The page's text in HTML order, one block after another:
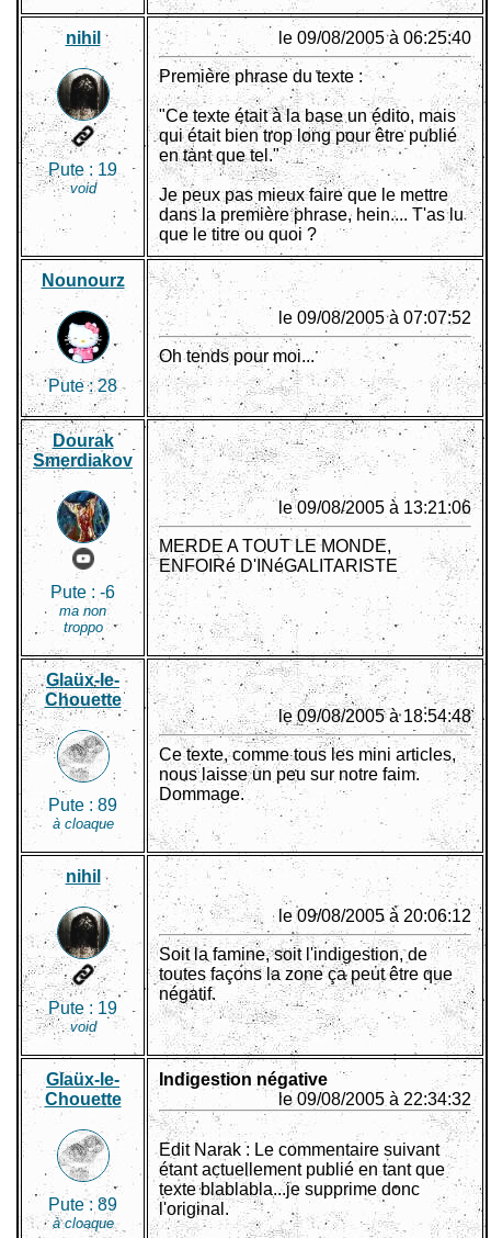
nihil
Pute : 19
void
le 09/08/2005 à 06:25:40
Première phrase du texte :
"Ce texte était à la base un édito, mais
qui était bien trop long pour être publié
en tant que tel."
Je peux pas mieux faire que le mettre
dans la première phrase, hein.... T'as lu
que le titre ou quoi ?
Nounourz
Pute :28
le 09/08/2005 à 07:07:52
Oh tends pour moi...
Dourak
Smerdiakov
Pute : -6
ma non
troppo
le 09/08/2005 à 13:21:06
MERDE A TOUT LE MONDE,
ENFOIRé D'INéGALITARISTE
Glaüx-le-
Chouette
Pute :89
à cloaque
le 09/08/2005 à 18:54:48
Ce texte, comme tous les mini articles,
nous laisse un peu sur notre faim.
Dommage.
nihil
Pute : 19
void
le 09/08/2005 à 20:06:12
Soit la famine, soit l'indigestion, de
toutes façons la zone ça peut être que
négatif.
Glaüx-le-
Chouette
Pute : 89
à cloaque
Indigestion négative
le 09/08/2005 à 22:34:32
Edit Narak : Le commentaire suivant
étant actuellement publié en tant que
texte blablabla...je supprime donc
l'original.